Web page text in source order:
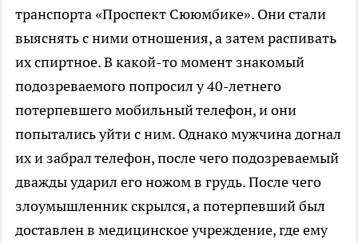
транспорта «Проспект Сююмбике». Они стали
выяснять с ними отношения, а затем распивать
их спиртное. В какой-то момент знакомый
подозреваемого попросил у 40-летнего
потерпевшего мобильный телефон, и они
попытались уйти с ним. Однако мужчина догнал
их и забрал телефон, после чего подозреваемый
дважды ударил его ножом в грудь. После чего
злоумышленник скрылся, а потерпевший был
доставлен в медицинское учреждение, где ему